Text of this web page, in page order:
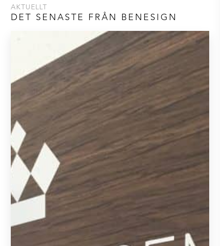
AKTUELLT
DET SENASTE FRÅN BENESIGN